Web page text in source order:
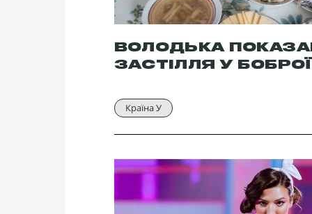
ВОЛОДЬКА
ЗАСТІЛЛЯ У
Країна У